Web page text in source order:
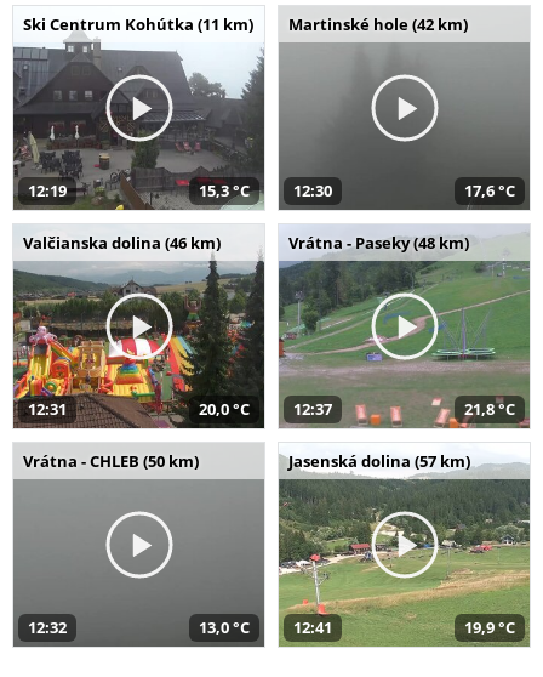
Ski Centrum Kohútka (11 km)
12:19 15,3 °C
Martinské hole (42 km)
12:30 17,6 °C
Valčianska dolina (46 km)
12:31 20,0 °C
Vrátna - Paseky (48 km)
12:37 21,8 °C
Vrátna - CHLEB (50 km)
12:32 13,0 °C
Jasenská dolina (57 km)
12:41 19,9 °C